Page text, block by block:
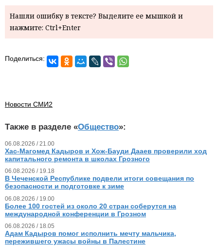
Нашли ошибку в тексте? Выделите ее мышкой и
нажмите: Ctrl+Enter
Поделиться:
Новости СМИ2
Также в разделе «Общество»:
06.08.2026 / 21.00
Хас-Магомед Кадыров и Хож-Бауди Дааев проверили ход
капитального ремонта в школах Грозного
06.08.2026 / 19.18
В Чеченской Республике подвели итоги совещания по
безопасности и подготовке к зиме
06.08.2026 / 19.00
Более 100 гостей из около 20 стран соберутся на
международной конференции в Грозном
06.08.2026 / 18.05
Адам Кадыров помог исполнить мечту мальчика,
пережившего ужасы войны в Палестине